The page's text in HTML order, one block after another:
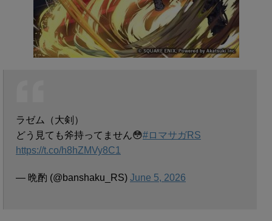
ラゼム（大剣）
どう見ても斧持ってません😳#ロマサガRS
https://t.co/h8hZMVy8C1
— 晩酌 (@banshaku_RS) June 5, 2026